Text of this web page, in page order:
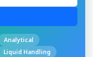
Analytical
Liquid Handling